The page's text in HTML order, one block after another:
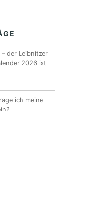
– der Leibnitzer
2026 ist
ich meine